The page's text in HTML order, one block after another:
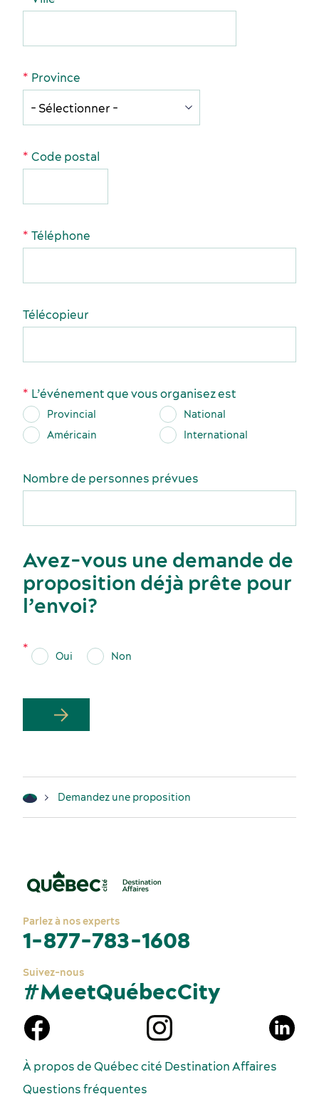
Dernières nouvelles
Province
Code postal
Téléphone
Télécopieur
L’événement que vous organisez est
Provincial
National
Américain
International
Nombre de personnes prévues
Avez-vous une demande de
proposition déjà prête pour
l’envoi?
Oui Non
Demandez une proposition
Parlez à nos experts
1-877-783-1608
Suivez-nous
#MeetQuébecCity
À propos de Québec cité Destination Affaires
Questions fréquentes